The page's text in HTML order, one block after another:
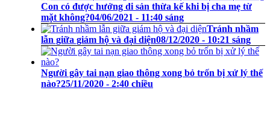
Con có được hưởng di sản thừa kế khi bị cha mẹ từ
mặt không?04/06/2021 - 11:40 sáng
Tránh nhầm
lẫn giữa giám hộ và đại diện08/12/2020 - 10:21 sáng
Người gây tai nạn giao thông xong bỏ trốn bị xử lý thế
nào?25/11/2020 - 2:40 chiều